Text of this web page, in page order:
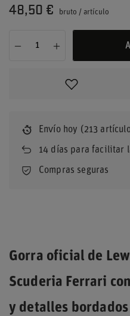
48,50 € bruto / artículo
Envío hoy (213
14 días para facilitar
Compras seguras
Gorra oficial de
Scuderia Ferrari
y detalles